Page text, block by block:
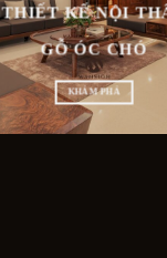
THIẾT KẾ NỘI
GỖ ÓC CHÓ
KHÁM PHÁ